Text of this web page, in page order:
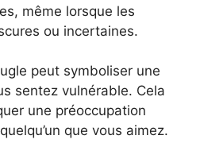
même lorsque les
ou incertaines.
peut symboliser une
sentez vulnérable. Cela
une préoccupation
que vous aimez.